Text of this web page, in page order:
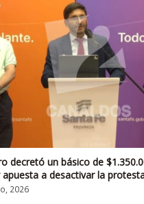
decretó un básico de
apuesta a desactivar la
2026